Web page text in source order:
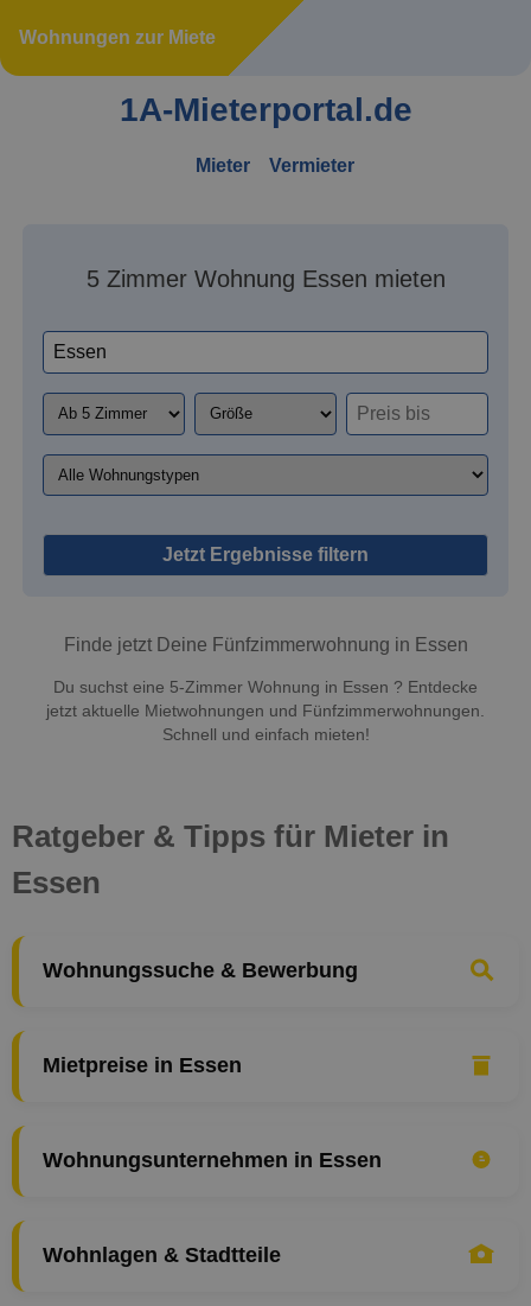
Wohnungen zur Miete
1A-Mieterportal.de
Mieter Vermieter
5 Zimmer Wohnung Essen mieten
Jetzt Ergebnisse filtern
Finde jetzt Deine Fünfzimmerwohnung in Essen
Du suchst eine 5-Zimmer Wohnung in Essen ? Entdecke
jetzt aktuelle Mietwohnungen und Fünfzimmerwohnungen.
Schnell und einfach mieten!
Ratgeber & Tipps für Mieter in
Essen
Wohnungssuche & Bewerbung
Mietpreise in Essen
Wohnungsunternehmen in Essen
Wohnlagen & Stadtteile